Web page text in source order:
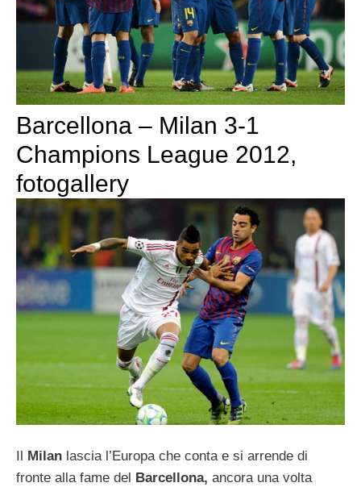
Barcellona – Milan 3-1
Champions League 2012,
fotogallery
Milan lascia l’Europa che conta e si arrende di
fronte alla fame del
Barcellona, ancora una volta